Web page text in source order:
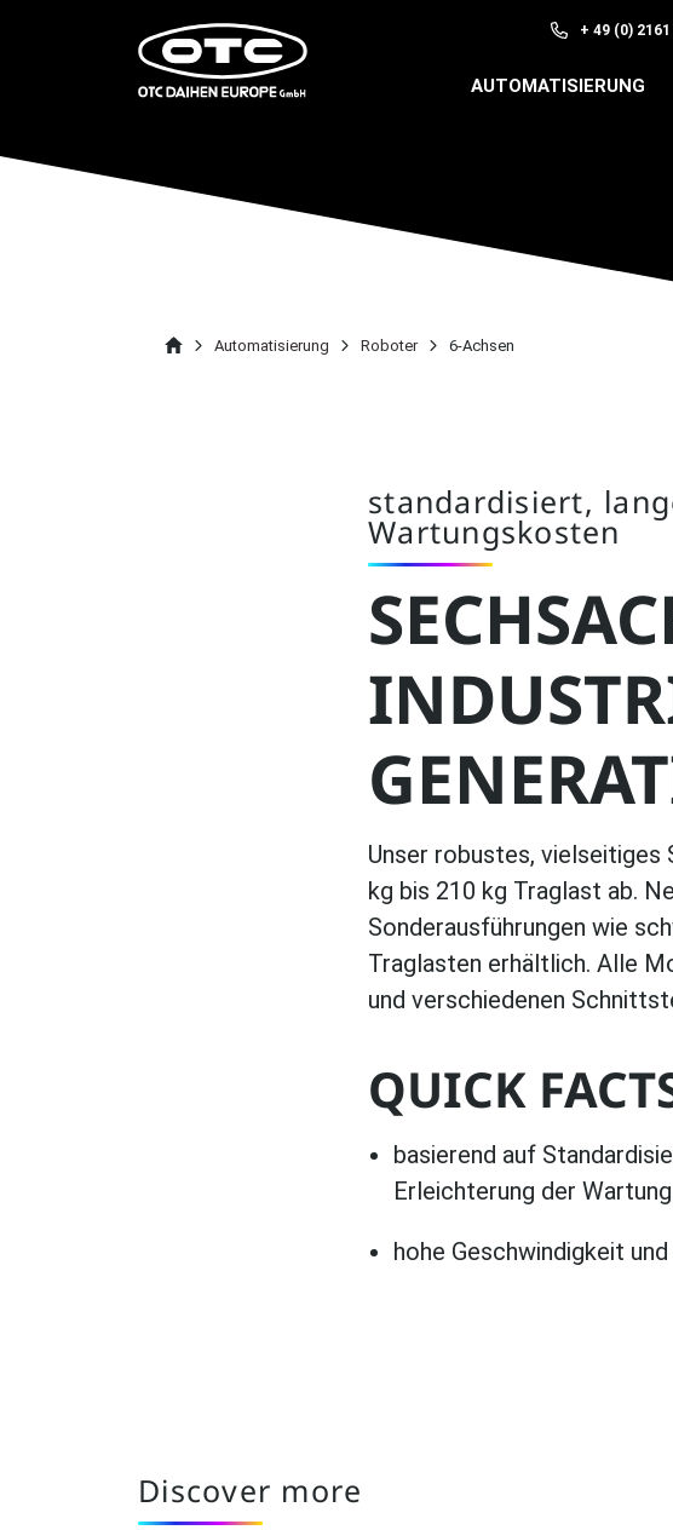
+ 49 (0)
AUTOMATISIERUNG
6-ACHSEN
Automatisierung Roboter 6-Achsen
standardisiert,
Wartungskosten
Unser robustes,
kg bis 210 kg Traglast ab.
Sonderausführungen wie
Traglasten erhältlich. Alle
und verschiedenen
QUICK
basierend auf
Erleichterung der Wartung
hohe Geschwindigkeit
Discover more